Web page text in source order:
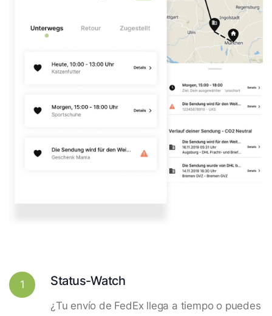
1 Status-Watch
¿Tu envío de FedEx llega a tiempo o puedes